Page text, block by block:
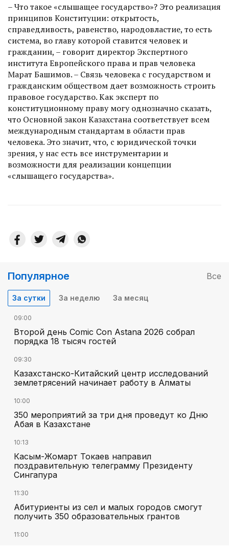
– Что такое «слышащее государство»? Это реализация
принципов Конституции: открытость,
справедливость, равенство, народовластие, то есть
система, во главу которой ставится человек и
гражданин, – говорит директор Экспертного
института Европейского права и прав человека
Марат Башимов. – Связь человека с государством и
гражданским обществом дает возможность строить
правовое государство. Как эксперт по
конституционному праву могу однозначно сказать,
что Основной закон Казахстана соответствует всем
международным стандартам в области прав
человека. Это значит, что, с юридической точки
зрения, у нас есть все инструментарии и
возможности для реализации концепции
«слышащего государства».
Популярное Все
За сутки За неделю За месяц
09:00
Второй день Comic Con Astana 2026 собрал
порядка 18 тысяч гостей
09:30
Казахстанско-Китайский центр исследований
землетрясений начинает работу в Алматы
10:00
350 мероприятий за три дня проведут ко Дню
Абая в Казахстане
10:13
Касым-Жомарт Токаев направил
поздравительную телеграмму Президенту
Сингапура
11:30
Абитуриенты из сел и малых городов смогут
получить 350 образовательных грантов
11:00